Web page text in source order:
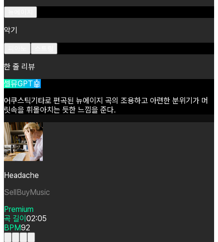
악기
한 줄 리뷰
셀뮤GPT🤖
어쿠스틱기타로 편곡된 뉴에이지 곡의 조용하고 아련한 분위기가 머
릿속을 휘몰아치는 듯한 느낌을 준다.
Headache
SellBuyMusic
Premium
곡 길이 02:05
BPM92